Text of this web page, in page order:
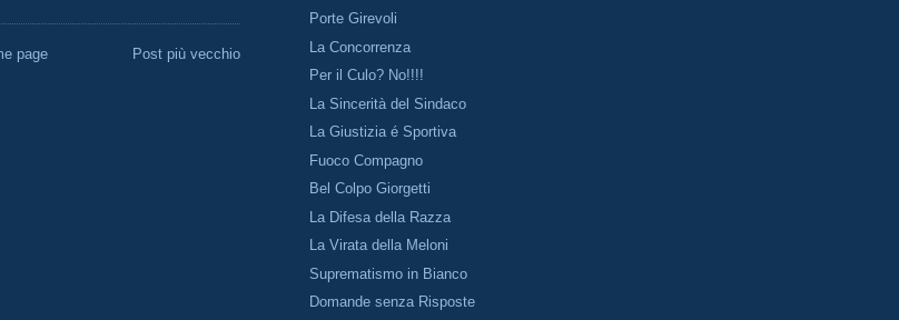
Post più vecchio
page
Porte Girevoli
La Concorrenza
Per il Culo? No!!!!
La Sincerità del Sindaco
La Giustizia é Sportiva
Fuoco Compagno
Bel Colpo Giorgetti
La Difesa della Razza
La Virata della Meloni
Suprematismo in Bianco
Domande senza Risposte